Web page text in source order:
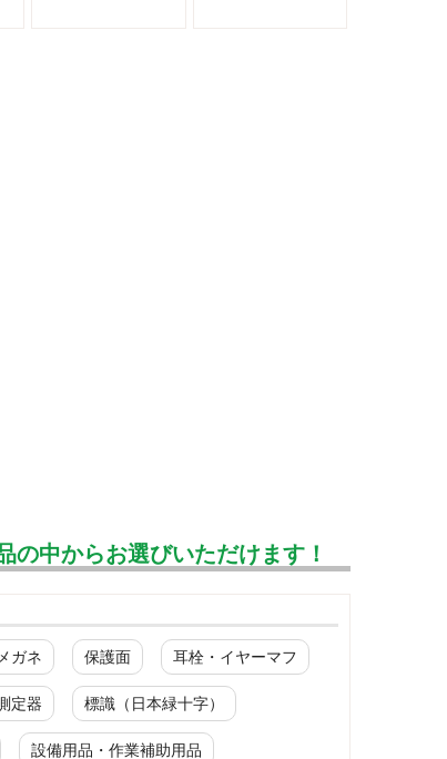
の中からお選びいただけます！
ガネ 保護面 耳栓・イヤーマフ
定器 標識（日本緑十字）
設備用品・作業補助用品